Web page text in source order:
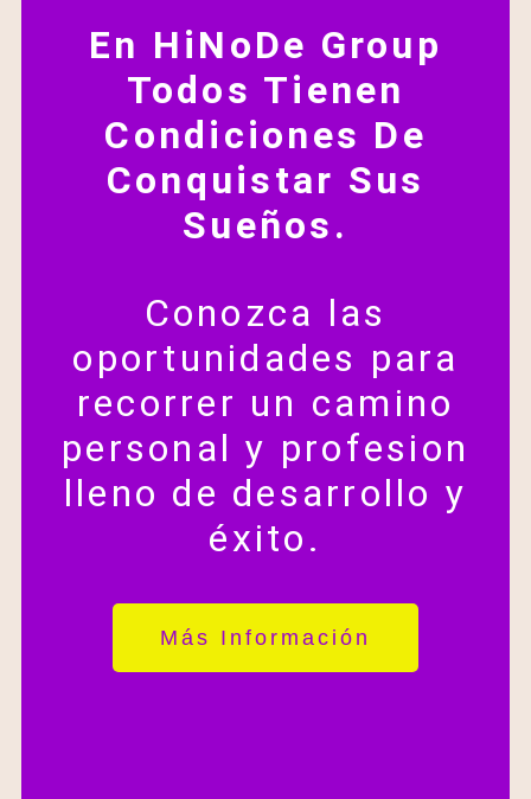
En HiNoDe Group
Todos Tienen
Condiciones De
Conquistar Sus
Sueños.
Conozca las
oportunidades para
recorrer un camino
personal y profesion
lleno de desarrollo y
éxito.
Más Información